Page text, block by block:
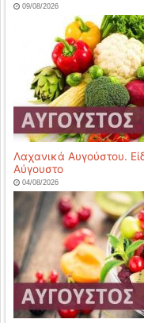
09/08/2026
Λαχανικά Αυγούστου.
Αύγουστο
04/08/2026